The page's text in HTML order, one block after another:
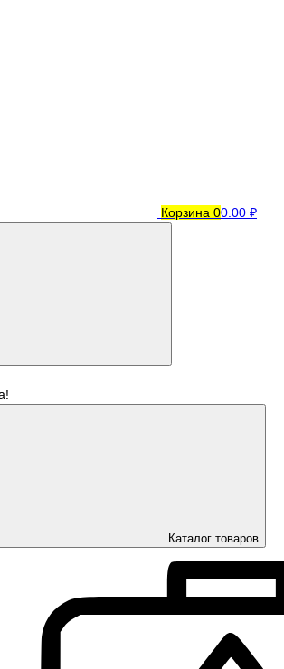
Корзина 00.00 ₽
Каталог товаров